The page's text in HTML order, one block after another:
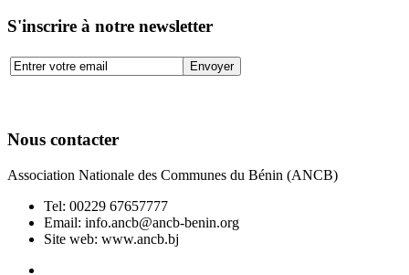
S'inscrire à notre newsletter
Nous contacter
Association Nationale des Communes du Bénin (ANCB)
Tel: 00229 67657777
Email: info.ancb@ancb-benin.org
Site web: www.ancb.bj